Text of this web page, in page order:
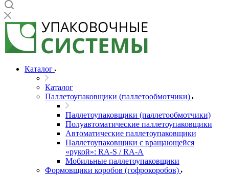
Каталог
Каталог
Паллетоупаковщики (паллетообмотчики)
Паллетоупаковщики (паллетообмотчики)
Полуавтоматические паллетоупаковщики
Автоматические паллетоупаковщики
Паллетоупаковщики с вращающейся
«рукой»: RA-S / RA-A
Мобильные паллетоупаковщики
Формовщики коробов (гофрокоробов)